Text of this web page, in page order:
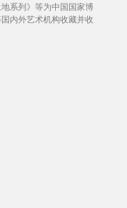
系列》等为中国国家博
内外艺术机构收藏并收